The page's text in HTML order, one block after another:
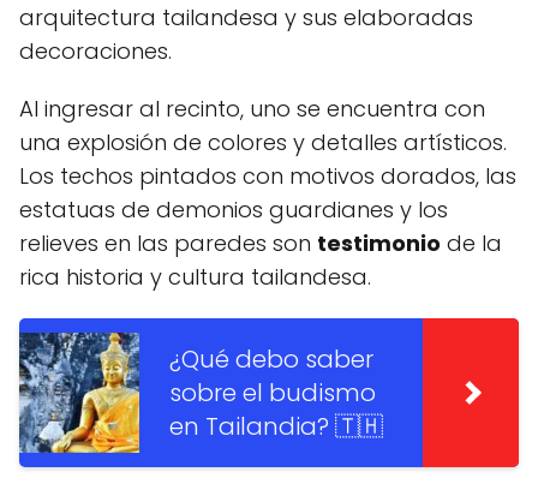
arquitectura tailandesa y sus elaboradas
decoraciones.
Al ingresar al recinto, uno se encuentra con
una explosión de colores y detalles artísticos.
Los techos pintados con motivos dorados, las
estatuas de demonios guardianes y los
relieves en las paredes son testimonio de la
rica historia y cultura tailandesa.
¿Qué debo saber
sobre el budismo
en Tailandia? 🇹🇭